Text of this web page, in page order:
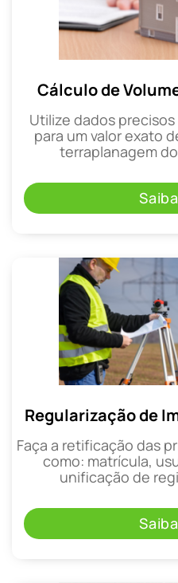
Cálculo de
Utilize dados
para um valor exato
terraplanagem
Regularização de
Faça a retificação das
como: matrícula,
unificação de